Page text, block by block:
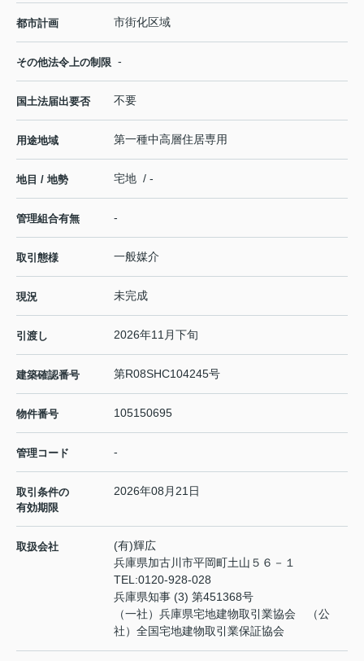
都市計画 市街化区域
その他法令上の制限 -
国土法届出要否 不要
用途地域 第一種中高層住居専用
地目 / 地勢 宅地 / -
管理組合有無 -
取引態様 一般媒介
現況 未完成
引渡し 2026年11月下旬
建築確認番号 第R08SHC104245号
物件番号 105150695
管理コード -
取引条件の
有効期限
2026年08月21日
取扱会社
(有)輝広
兵庫県加古川市平岡町土山５６－１
TEL:0120-928-028
兵庫県知事 (3) 第451368号
（一社）兵庫県宅地建物取引業協会 （公
社）全国宅地建物取引業保証協会